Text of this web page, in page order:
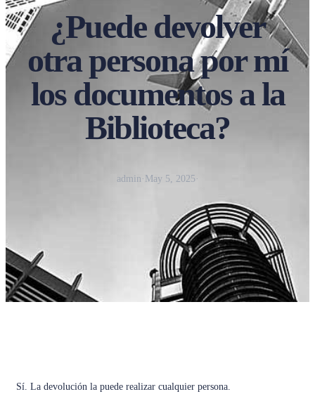
¿Puede devolver
otra persona por mí
los documentos a la
Biblioteca?
admin · May 5, 2025 ·
Sí. La devolución la puede realizar cualquier persona.